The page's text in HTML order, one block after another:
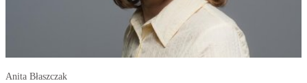
Anita Błaszczak